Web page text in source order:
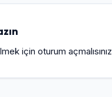
için oturum açmalısınız